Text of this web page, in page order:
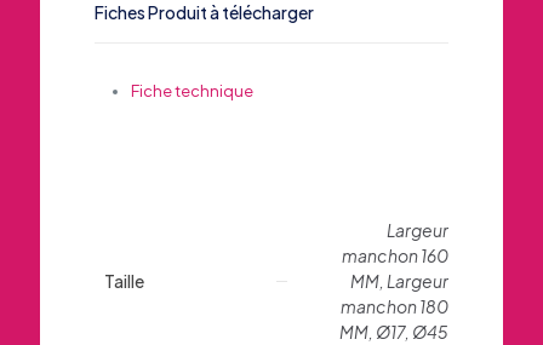
Fiches Produit à télécharger
Fiche technique
Taille
Largeur
manchon 160
MM, Largeur
manchon 180
MM, Ø17, Ø45